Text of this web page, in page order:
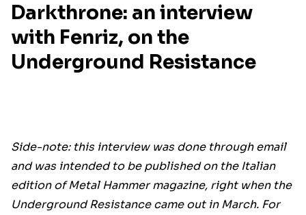
Darkthrone: an interview
with Fenriz, on the
Underground Resistance
Side-note: this interview was done through email
and was intended to be published on the Italian
edition of Metal Hammer magazine, right when the
Underground Resistance came out in March. For